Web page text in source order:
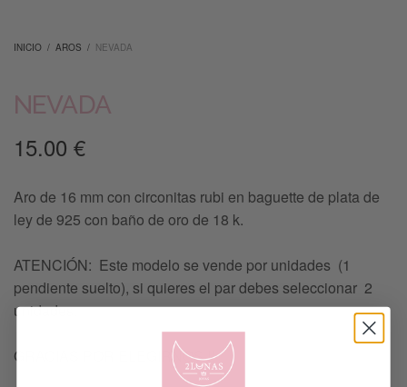
INICIO / AROS / NEVADA
NEVADA
15.00€
Aro de 16 mm con circonitas rubi en baguette de plata de
ley de 925 con baño de oro de 18 k.
ATENCIÓN: Este modelo se vende por unidades (1
pendiente suelto), si quieres el par debes seleccionar 2
unidades.
GRACIAS POR ELEGIRNOS !!